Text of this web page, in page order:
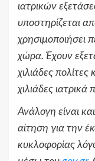
ιατρικών
υποστηρίζεται
χρησιμοποιήσει
χώρα. Έχουν
χιλιάδες
χιλιάδες ιατρικά
Ανάλογη είναι
αίτηση για την
κυκλοφορίας